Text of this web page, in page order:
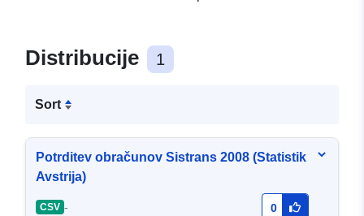
Distribucije 1
Sort
Potrditev obračunov Sistrans 2008 (Statistik
Avstrija)
CSV - 0